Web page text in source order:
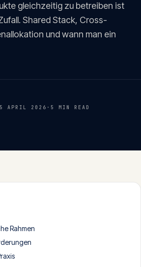
05
508 28 06
gleichzeitig zu betreiben ist
Shared Stack, Cross-
und wann man ein
APRIL 2026 · 5 MIN READ
Rahmen